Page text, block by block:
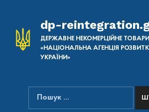
dp-
ДЕРЖАВНЕ НЕКОМЕРЦІЙНЕ
«НАЦІОНАЛЬНА АГЕНЦІЯ
УКРАЇНИ»
ПОШУК НА САЙТІ
Пошук: